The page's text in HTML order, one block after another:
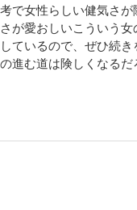
で女性らしい健気さが
が愛おしいこういう女
ているので、ぜひ続き
進む道は険しくなる